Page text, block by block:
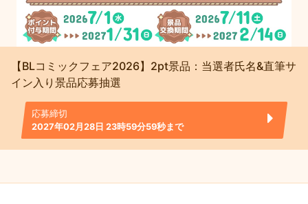
【BLコミックフェア2026】2pt景品：当選者氏名&直筆サ
イン入り景品応募抽選
応募締切
2027年02月28日 23時59分59秒まで